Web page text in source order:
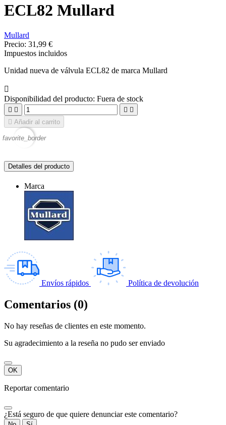
ECL82 Mullard
Mullard
Precio: 31,99 €
Impuestos incluidos
Unidad nueva de válvula ECL82 de marca Mullard

Disponibilidad del producto: Fuera de stock
   
 Añadir al carrito
favorite_border
Detalles del producto
Marca
Envíos rápidos Política de devolución
Comentarios (0)
No hay reseñas de clientes en este momento.
Su agradecimiento a la reseña no pudo ser enviado
OK
Reportar comentario
¿Está seguro de que quiere denunciar este comentario?